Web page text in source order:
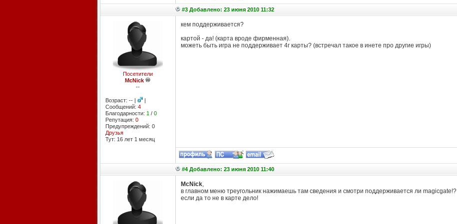
#3 Добавлено: 23 июня 2010 11:32
Посетители
McNick
--
Возраст: -- |
|
Сообщений: 4
Благодарности: 1 / 0
Репутация: 0
Предупреждений: 0
Друзья
Тут: 16 лет 1 месяц
кем поддерживается?
картой - да! (карта вроде фирменная).
можеть быть игра не поддерживает 4г карты? (встречал такое в инете про другие игры)
#4 Добавлено: 23 июня 2010 11:40
McNick,
в главном меню треугольник нажимаешь там сведения и смотри поддерживается ли magicgate!?
если да то не в карте дело!